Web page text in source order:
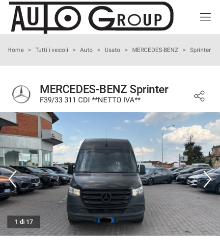
HOME
ACQUISTIAMO USATO
NOLEGGIO BREVE TERMINE
ASSISTENZA
I NOSTRI SERVIZI
CONTATTI
Home > Tutti i veicoli > Auto > Usato > MERCEDES-BENZ > Sprinter
MERCEDES-BENZ Sprinter
F39/33 311 CDI **NETTO IVA**
1 di 17